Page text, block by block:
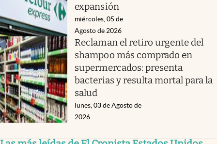
expansión
miércoles, 05 de
Agosto de 2026
Reclaman el retiro urgente del
shampoo más comprado en
supermercados: presenta
bacterias y resulta mortal para la
salud
lunes, 03 de Agosto de
2026